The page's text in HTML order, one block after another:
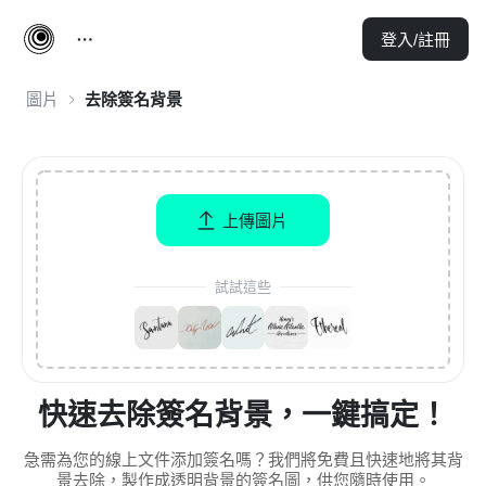
登入/註冊
圖片 去除簽名背景
快速去除簽名背景，一鍵搞定！
急需為您的線上文件添加簽名嗎？我們將免費且快速地將其背
景去除，製作成透明背景的簽名圖，供您隨時使用。
上傳圖片
試試這些